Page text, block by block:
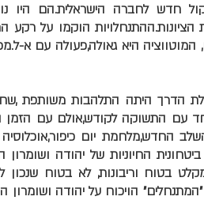
קול חדש לחברה הישראלית.הם היו
הוקמו על
המוטווציה היא גאולה,פעולה עם
הדרך היתה התלהבות משותפת
עם התשוקה לקודש,אולם עם הזמן
החדש,מלחמת יום כיפור,אוכלוסיה
החיוניות של יהודה
בטוח וריבונות, לא בטוח
"המתנחלים" הויכוח על יהודה